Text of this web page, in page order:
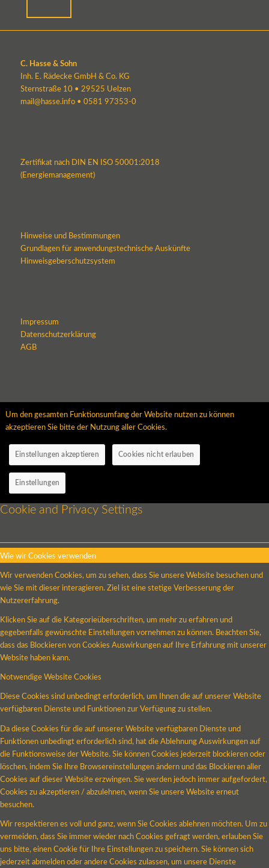
C. Hasse & Sohn
Inh. E. Rädecke GmbH & Co. KG
Sternstraße 10 • 29525 Uelzen
mail@hasse.info• 0581 97353-0
Zertifikat nach DIN EN ISO 50001:2018
(Energiemanagement)
Hinweise und Bestimmungen
Grundlagen für anwendungstechnische Auskünfte
Hinweisgeberschutzsystem
Impressum
Datenschutzerklärung
AGB
Um den gesamten Funktionsumfang der Website nutzen zu können
akzeptieren Sie bitte der Nutzung aller Cookies.
Einstellungen akzeptieren Cookies nicht erlauben
Einstellungen
Cookie and Privacy Settings
Wie wir Cookies verwenden
Wir verwenden Cookies, um zu sehen, dass Sie unsere Website besuchen und
wie Sie mit dieser interagieren. Ziel ist eine stetige Verbesserung der
Nutzererfahrung.
Klicken Sie auf die Kategorieüberschriften, um mehr zu erfahren und
gegebenfalls gewünschte Einstellungen vornehmen zu können. Beachten Sie,
dass das Blockieren von Cookies Auswirkungen auf Ihre Erfahrung mit unserer
Website haben kann.
Notwendige Website Cookies
Diese Cookies sind unbedingt erforderlich, um Ihnen die auf unserer Website
verfügbaren Dienste und Funktionen zur Verfügung zu stellen.
Da diese Cookies für die auf unserer Website verfügbaren Dienste und
Funktionen unbedingt erforderlich sind, hat die Ablehnung Auswirkungen auf
die Funktionsweise der Website. Sie können Cookies jederzeit blockieren oder
löschen, indem Sie Ihre Browsereinstellungen ändern und das Blockieren aller
Cookies auf dieser Website erzwingen. Sie werden jedoch immer aufgefordert,
Cookies zu akzeptieren / abzulehnen, wenn Sie unsere Website erneut
besuchen.
Wir respektieren es voll und ganz, wenn Sie Cookies ablehnen möchten. Um zu
vermeiden, dass Sie immer wieder nach Cookies gefragt werden, erlauben Sie
uns bitte, einen Cookie für Ihre Einstellungen zu speichern. Sie können sich
jederzeit abmelden oder andere Cookies zulassen, um unsere Dienste